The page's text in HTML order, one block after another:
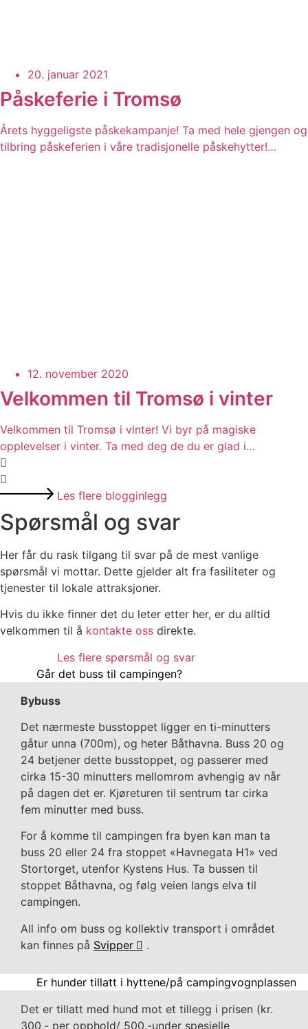
20. januar 2021
Påskeferie i Tromsø
Årets hyggeligste påskekampanje! Ta med hele gjengen og
tilbring påskeferien i våre tradisjonelle påskehytter!…
12. november 2020
Velkommen til Tromsø i vinter
Velkommen til Tromsø i vinter! Vi byr på magiske
opplevelser i vinter. Ta med deg de du er glad i…
Les flere blogginlegg
Spørsmål og svar
Her får du rask tilgang til svar på de mest vanlige
spørsmål vi mottar. Dette gjelder alt fra fasiliteter og
tjenester til lokale attraksjoner.
Hvis du ikke finner det du leter etter her, er du alltid
velkommen til å kontakte oss direkte.
Les flere spørsmål og svar
Går det buss til campingen?
Bybuss
Det nærmeste busstoppet ligger en ti-minutters
gåtur unna (700m), og heter Båthavna. Buss 20 og
24 betjener dette busstoppet, og passerer med
cirka 15-30 minutters mellomrom avhengig av når
på dagen det er. Kjøreturen til sentrum tar cirka
fem minutter med buss.
For å komme til campingen fra byen kan man ta
buss 20 eller 24 fra stoppet «Havnegata H1» ved
Stortorget, utenfor Kystens Hus. Ta bussen til
stoppet Båthavna, og følg veien langs elva til
campingen.
All info om buss og kollektiv transport i området
kan finnes på Svipper .
Er hunder tillatt i hyttene/på campingvognplassen
Det er tillatt med hund mot et tillegg i prisen (kr.
300,- per opphold/ 500.-under spesielle